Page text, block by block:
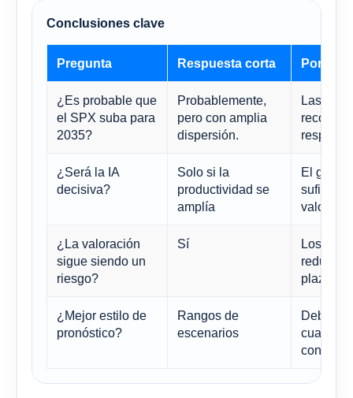
Conclusiones clave
Pregunta Respuesta corta Por qué
¿Es probable que
el SPX suba para
2035?
Probablemente,
pero con amplia
dispersión.
Las
¿Será la IA
decisiva?
Solo si la
productividad se
amplía
El gasto
¿La valoración
sigue siendo un
riesgo?
Sí
Los
reducir
plazo.
¿Mejor estilo de
pronóstico?
Rangos de
escenarios
Debido
cuanto